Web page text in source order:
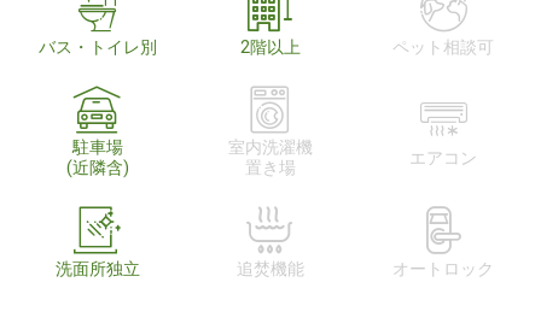
バス・トイレ別 2階以上 ペット相談可
駐車場
(近隣含)
室内洗濯機
置き場
エアコン
洗面所独立 追焚機能 オートロック